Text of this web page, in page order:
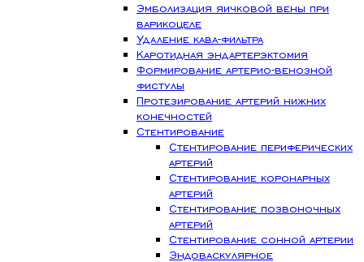
Эмболизация яичковой вены при
варикоцеле
Удаление кава-фильтра
Каротидная эндартерэктомия
Формирование артерио-венозной
фистулы
Протезирование артерий нижних
конечностей
Стентирование
Стентирование периферических
артерий
Стентирование коронарных
артерий
Стентирование позвоночных
артерий
Стентирование сонной артерии
Эндоваскулярное